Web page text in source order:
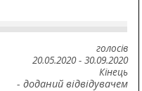
голосів
20.05.2020- 30.09.2020
Кінець
- доданий відвідувачем